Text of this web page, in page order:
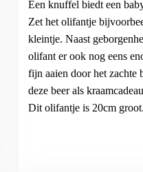
Een knuffel biedt een
Zet het olifantje
kleintje. Naast
olifant er ook nog eens
fijn aaien door het zachte
deze beer als
Dit olifantje is 20cm groot.